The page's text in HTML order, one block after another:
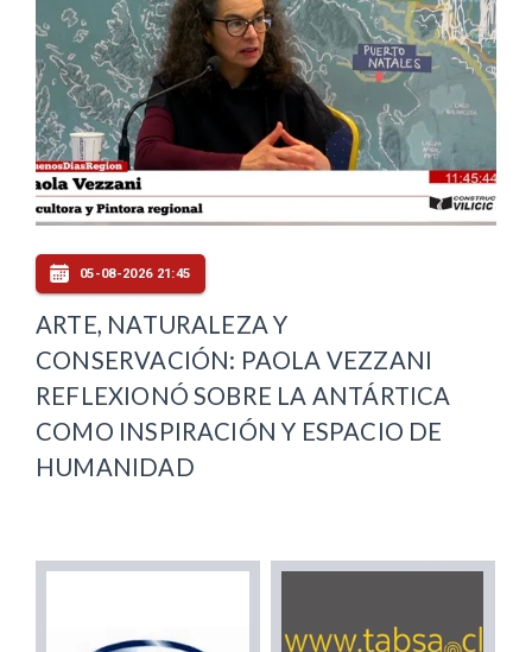
05-08-2026 21:45
ARTE, NATURALEZA Y
CONSERVACIÓN: PAOLA VEZZANI
REFLEXIONÓ SOBRE LA ANTÁRTICA
COMO INSPIRACIÓN Y ESPACIO DE
HUMANIDAD